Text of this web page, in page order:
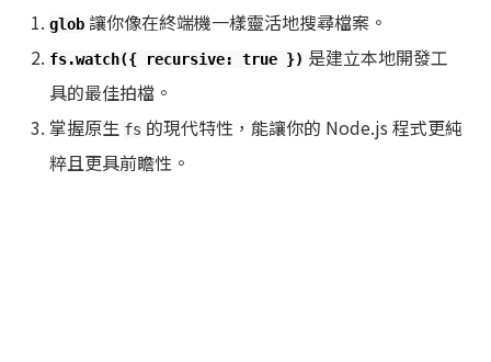
glob 讓你像在終端機一樣靈活地搜尋檔案。
fs.watch({ recursive: true }) 是建立本地開發工
具的最佳拍檔。
掌握原生 fs 的現代特性，能讓你的 Node.js 程式更純
粹且更具前瞻性。